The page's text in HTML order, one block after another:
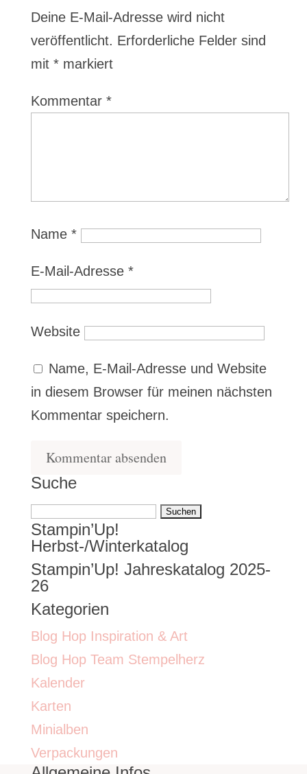
Deine E-Mail-Adresse wird nicht
veröffentlicht. Erforderliche Felder sind
mit *markiert
Kommentar *
Name *
E-Mail-Adresse *
Website
Name, E-Mail-Adresse und Website
in diesem Browser für meinen nächsten
Kommentar speichern.
Suche
Suchen
nach:
Stampin’Up!
Herbst-/Winterkatalog
Stampin’Up! Jahreskatalog 2025-
26
Kategorien
Blog Hop Inspiration & Art
Blog Hop Team Stempelherz
Kalender
Karten
Minialben
Verpackungen